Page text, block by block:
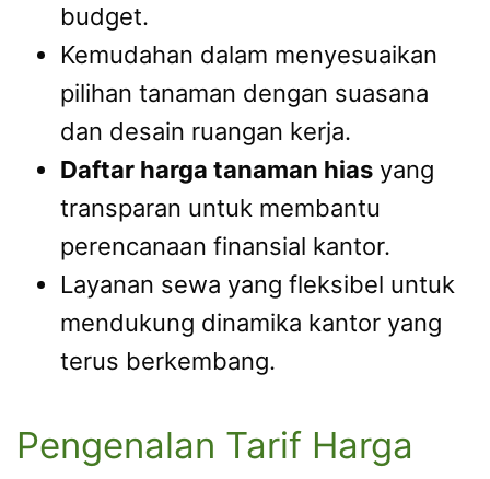
budget.
Kemudahan dalam menyesuaikan
pilihan tanaman dengan suasana
dan desain ruangan kerja.
Daftar harga tanaman hias yang
transparan untuk membantu
perencanaan finansial kantor.
Layanan sewa yang fleksibel untuk
mendukung dinamika kantor yang
terus berkembang.
Pengenalan Tarif Harga